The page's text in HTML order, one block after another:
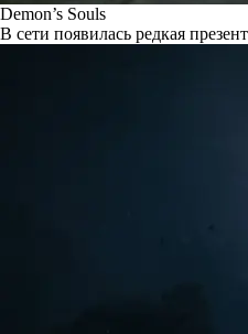
Demon’s Souls
В сети появилась редкая